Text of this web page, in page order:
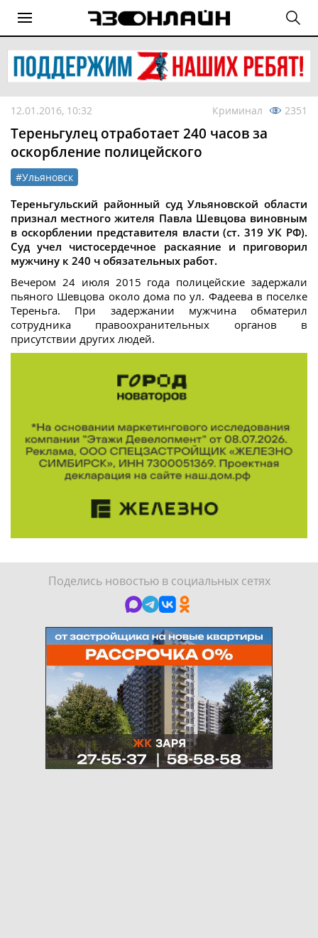
12.01.2016, 10:32 Криминал 2351
Тереньгулец отработает 240 часов за
оскорбление полицейского
#Ульяновск
Тереньгульский районный суд Ульяновской области
признал местного жителя Павла Шевцова виновным
в оскорблении представителя власти (ст. 319 УК РФ).
Суд учел чистосердечное раскаяние и приговорил
мужчину к 240 ч обязательных работ.
Вечером 24 июля 2015 года полицейские задержали
пьяного Шевцова около дома по ул. Фадеева в поселке
Тереньга. При задержании мужчина обматерил
сотрудника правоохранительных органов в
присутствии других людей.
Поделись новостью в социальных сетях